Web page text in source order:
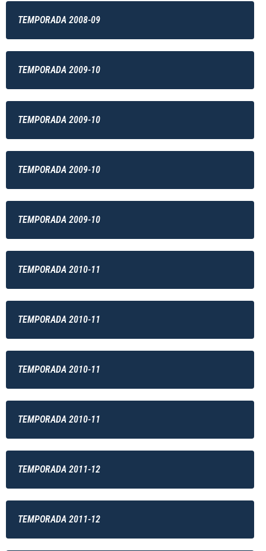
TEMPORADA 2008-09
TEMPORADA 2009-10
TEMPORADA 2009-10
TEMPORADA 2009-10
TEMPORADA 2009-10
TEMPORADA 2010-11
TEMPORADA 2010-11
TEMPORADA 2010-11
TEMPORADA 2010-11
TEMPORADA 2011-12
TEMPORADA 2011-12